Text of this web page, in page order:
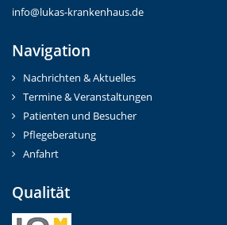
info@lukas-krankenhaus.de
Navigation
Nachrichten & Aktuelles
Termine & Veranstaltungen
Patienten und Besucher
Pflegeberatung
Anfahrt
Qualität